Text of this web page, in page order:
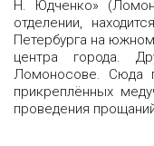
Н. Юдченко»
отделении,
Петербурга на
центра города.
Ломоносове. Сюда
прикреплённых
проведения